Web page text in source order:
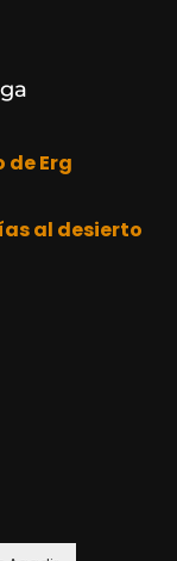
de Erg
al desierto